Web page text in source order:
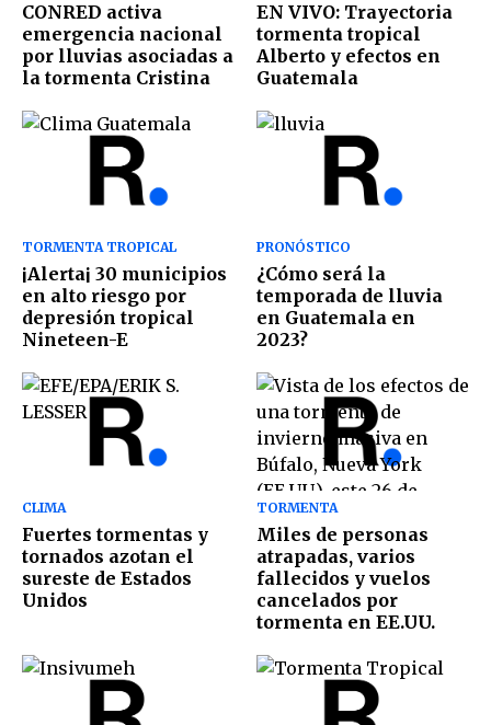
CONRED activa
emergencia nacional
por lluvias asociadas a
la tormenta Cristina
EN VIVO: Trayectoria
tormenta tropical
Alberto y efectos en
Guatemala
TORMENTA TROPICAL
¡Alerta¡ 30 municipios
en alto riesgo por
depresión tropical
Nineteen-E
PRONÓSTICO
¿Cómo será la
temporada de lluvia
en Guatemala en
2023?
CLIMA
Fuertes tormentas y
tornados azotan el
sureste de Estados
Unidos
TORMENTA
Miles de personas
atrapadas, varios
fallecidos y vuelos
cancelados por
tormenta en EE.UU.